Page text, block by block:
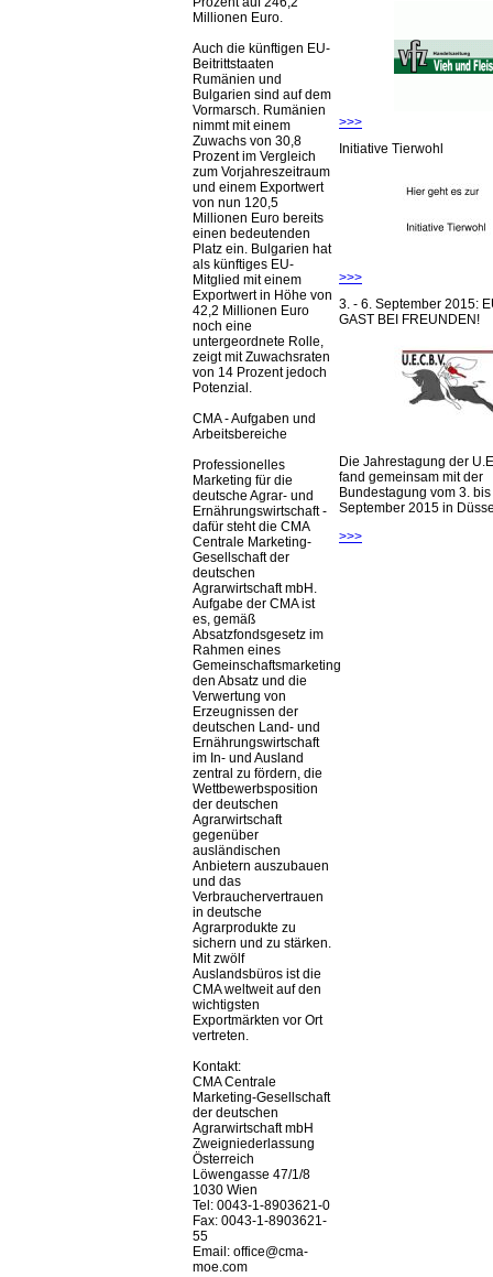
Millionen Euro.
Auch die künftigen EU-
Beitrittstaaten
Rumänien und
Bulgarien sind auf dem
Vormarsch. Rumänien
nimmt mit einem
Zuwachs von 30,8
Prozent im Vergleich
zum Vorjahreszeitraum
und einem Exportwert
von nun 120,5
Millionen Euro bereits
einen bedeutenden
Platz ein. Bulgarien hat
als künftiges EU-
Mitglied mit einem
Exportwert in Höhe von
42,2 Millionen Euro
noch eine
untergeordnete Rolle,
zeigt mit Zuwachsraten
von 14 Prozent jedoch
Potenzial.
CMA - Aufgaben und
Arbeitsbereiche
Professionelles
Marketing für die
deutsche Agrar- und
Ernährungswirtschaft -
dafür steht die CMA
Centrale Marketing-
Gesellschaft der
deutschen
Agrarwirtschaft mbH.
Aufgabe der CMA ist
es, gemäß
Absatzfondsgesetz im
Rahmen eines
Gemeinschaftsmarketing
den Absatz und die
Verwertung von
Erzeugnissen der
deutschen Land- und
Ernährungswirtschaft
im In- und Ausland
zentral zu fördern, die
Wettbewerbsposition
der deutschen
Agrarwirtschaft
gegenüber
ausländischen
Anbietern auszubauen
und das
Verbrauchervertrauen
in deutsche
Agrarprodukte zu
sichern und zu stärken.
Mit zwölf
Auslandsbüros ist die
CMA weltweit auf den
wichtigsten
Exportmärkten vor Ort
vertreten.
Kontakt:
CMA Centrale
Marketing-Gesellschaft
der deutschen
Agrarwirtschaft mbH
Zweigniederlassung
Österreich
Löwengasse 47/1/8
1030 Wien
Tel: 0043-1-8903621-0
Fax: 0043-1-8903621-
55
Email: office@cma-
moe.com
>>>
Initiative Tierwohl
>>>
3. - 6. September 2015:
GAST BEI FREUNDEN!
Die Jahrestagung der
fand gemeinsam mit der
Bundestagung vom 3. bis
September 2015 in
>>>